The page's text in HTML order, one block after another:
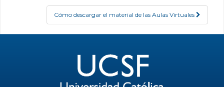
Cómo descargar el material de las Aulas Virtuales